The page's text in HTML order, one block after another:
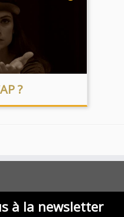
?
à la newsletter